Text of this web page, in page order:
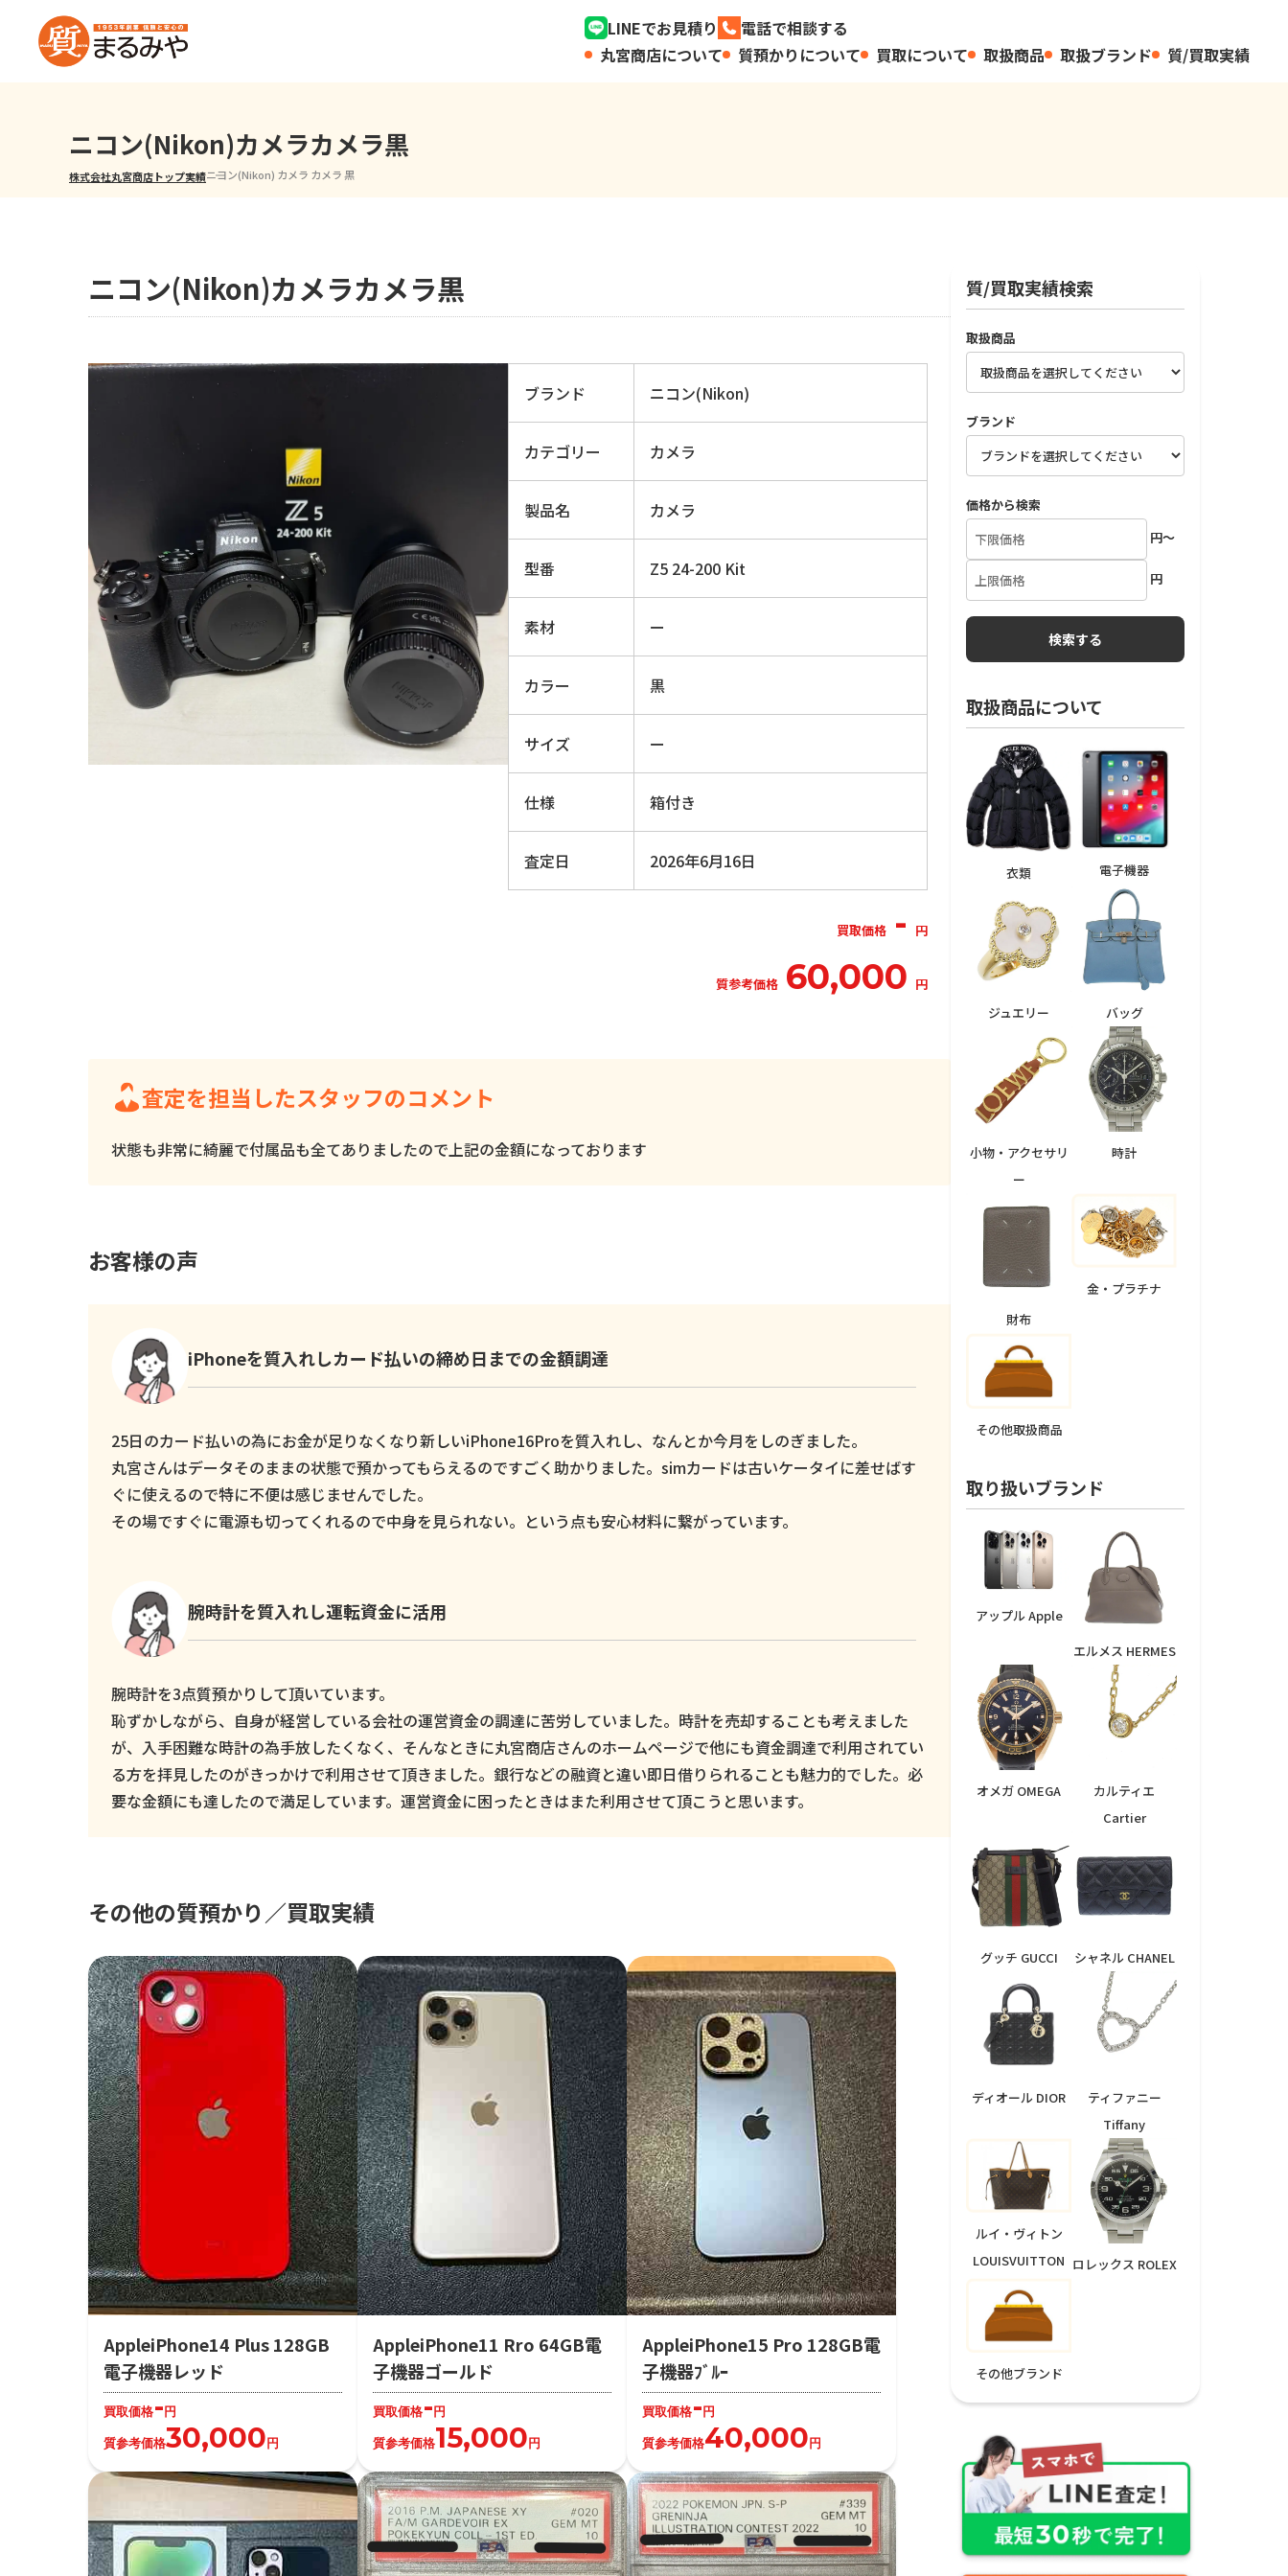
LINEでお見積り
電話で相談する
丸宮商店について
質預かりについて 買取について 取扱商品 取扱ブランド 質/買取実績
ニコン(Nikon)カメラカメラ黒
株式会社丸宮商店トップ⁩実績ニコン(Nikon) カメラ カメラ 黒
ニコン(Nikon)カメラカメラ黒
ブランド ニコン(Nikon)
カテゴリー カメラ
製品名 カメラ
型番 Z5 24-200 Kit
素材 ー
カラー 黒
サイズ ー
仕様 箱付き
査定日 2026年6月16日
買取価格 - 円
質参考価格 60,000 円
査定を担当したスタッフのコメント
状態も非常に綺麗で付属品も全てありましたので上記の金額になっております
お客様の声
iPhoneを質入れしカード払いの締め日までの金額調達
25日のカード払いの為にお金が足りなくなり新しいiPhone16Proを質入れし、なんとか今月をしのぎました。
丸宮さんはデータそのままの状態で預かってもらえるのですごく助かりました。simカードは古いケータイに差せばす
ぐに使えるので特に不便は感じませんでした。
その場ですぐに電源も切ってくれるので中身を見られない。という点も安心材料に繋がっています。
腕時計を質入れし運転資金に活用
腕時計を3点質預かりして頂いています。
恥ずかしながら、自身が経営している会社の運営資金の調達に苦労していました。時計を売却することも考えました
が、入手困難な時計の為手放したくなく、そんなときに丸宮商店さんのホームページで他にも資金調達で利用されてい
る方を拝見したのがきっかけで利用させて頂きました。銀行などの融資と違い即日借りられることも魅力的でした。必
要な金額にも達したので満足しています。運営資金に困ったときはまた利用させて頂こうと思います。
その他の質預かり／買取実績
AppleiPhone14 Plus 128GB
電子機器レッド
買取価格-円
質参考価格30,000円
AppleiPhone11 Rro 64GB電
子機器ゴールド
買取価格-円
質参考価格15,000円
AppleiPhone15 Pro 128GB電
子機器ﾌﾞﾙｰ
買取価格-円
質参考価格40,000円
質/買取実績検索
取扱商品
ブランド
価格から検索
円～
円
取扱商品について
衣類 電子機器
ジュエリー バッグ
小物・アクセサリ
ー
時計
財布
金・プラチナ
その他取扱商品
取り扱いブランド
アップル Apple
エルメス HERMES
オメガ OMEGA
カルティエ
Cartier
グッチ GUCCI シャネル CHANEL
ディオール DIOR
ティファニー
Tiffany
ルイ・ヴィトン
LOUISVUITTON ロレックス ROLEX
その他ブランド